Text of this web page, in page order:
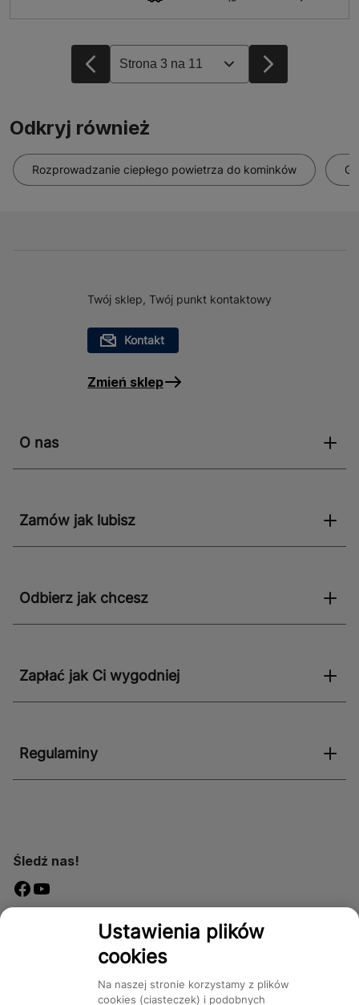
Odkryj również
Rozprowadzanie ciepłego powietrza do kominków
Twój sklep, Twój punkt kontaktowy
Kontakt
Zmień sklep
O nas
Zamów jak lubisz
Odbierz jak chcesz
Zapłać jak Ci wygodniej
Regulaminy
Śledź nas!
DostępnośćUstawienia plików
cookies
Na naszej stronie korzystamy z plików
cookies (ciasteczek) i podobnych